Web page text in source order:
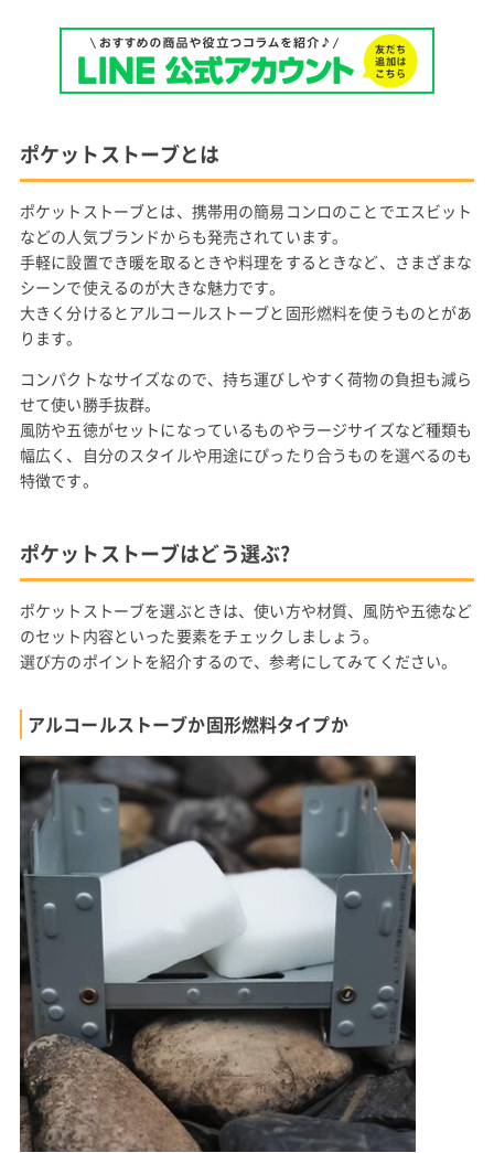
ポケットストーブとは
ポケットストーブとは、携帯用の簡易コンロのことでエスビット
などの人気ブランドからも発売されています。
手軽に設置でき暖を取るときや料理をするときなど、さまざまな
シーンで使えるのが大きな魅力です。
大きく分けるとアルコールストーブと固形燃料を使うものとがあ
ります。
コンパクトなサイズなので、持ち運びしやすく荷物の負担も減ら
せて使い勝手抜群。
風防や五徳がセットになっているものやラージサイズなど種類も
幅広く、自分のスタイルや用途にぴったり合うものを選べるのも
特徴です。
ポケットストーブはどう選ぶ?
ポケットストーブを選ぶときは、使い方や材質、風防や五徳など
のセット内容といった要素をチェックしましょう。
選び方のポイントを紹介するので、参考にしてみてください。
アルコールストーブか固形燃料タイプか